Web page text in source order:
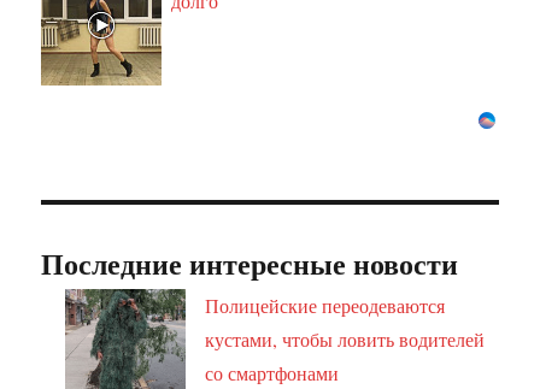
Последние интересные новости
Полицейские переодеваются
кустами, чтобы ловить водителей
со смартфонами